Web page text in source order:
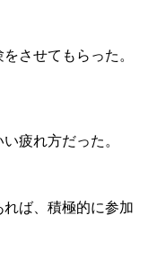
させてもらった。
疲れ方だった。
ば、積極的に参加